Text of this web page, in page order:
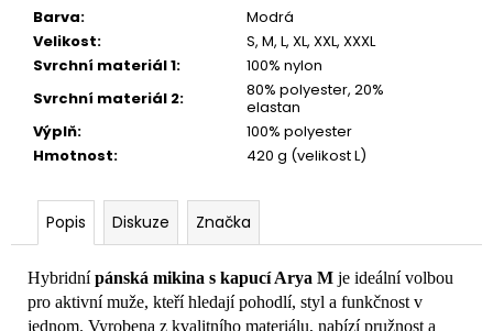
Barva:
Modrá
Velikost:
S, M, L, XL, XXL, XXXL
Svrchní materiál 1:
100% nylon
Svrchní materiál 2:
80% polyester, 20%
elastan
Výplň:
100% polyester
Hmotnost: 420 g (velikost L)
Popis Diskuze Značka
Hybridnípánská mikina s kapucí Arya M je ideální volbou
pro aktivní muže, kteří hledají pohodlí, styl a funkčnost v
jednom. Vyrobena z kvalitního materiálu, nabízí pružnost a